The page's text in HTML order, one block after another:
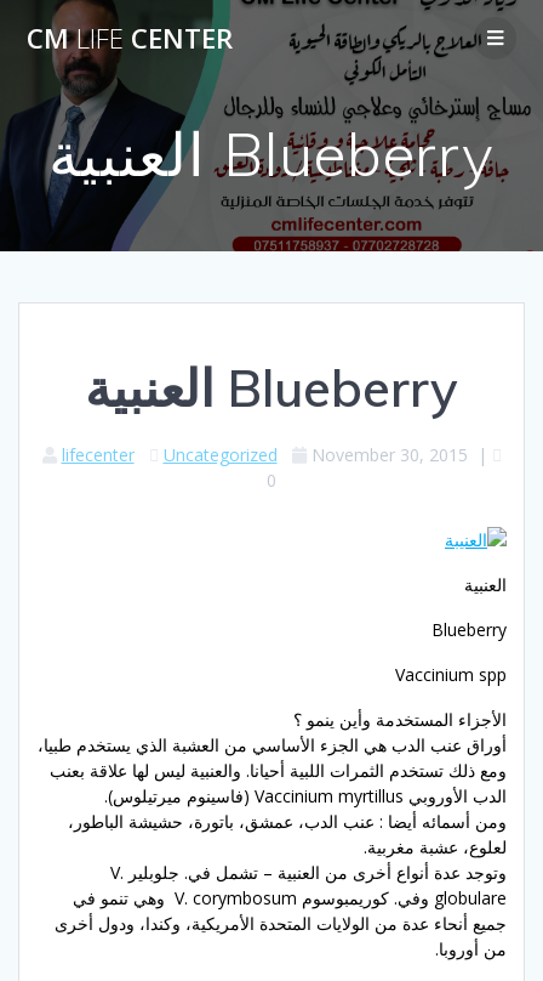
Skip
content
CMLIFE CENTER
العنبية Blueberry
العنبية Blueberry
lifecenter Uncategorized November 30, 2015 |
0
العنبية
Blueberry
Vaccinium spp
الأجزاء المستخدمة وأين ينمو ؟
أوراق عنب الدب هي الجزء الأساسي من العشبة الذي يستخدم طبيا،
ومع ذلك تستخدم الثمرات اللبية أحيانا. والعنبية ليس لها علاقة بعنب
الدب الأوروبي Vaccinium myrtillus (فاسينوم ميرتيلوس).
ومن أسمائه أيضا : عنب الدب، عمشق، باتورة، حشيشة الباطور،
لعلوع، عشبة مغربية.
وتوجد عدة أنواع أخرى من العنبية – تشمل في. جلوبلير V.
globulare وفي. كوريمبوسوم V. corymbosum وهي تنمو في
جميع أنحاء عدة من الولايات المتحدة الأمريكية، وكندا، ودول أخرى
من أوروبا.